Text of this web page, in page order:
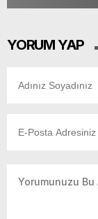
YORUM YAP